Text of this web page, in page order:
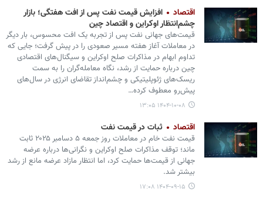
اقتصاد
افزایش قیمت نفت پس از افت هفتگی؛ بازار
چشم‌انتظار اوکراین و اقتصاد چین
قیمت‌های جهانی نفت پس از تجربه یک افت محسوس، بار دیگر
در معاملات آغاز هفته مسیر صعودی را در پیش گرفت؛ جایی که
تداوم ابهام در مذاکرات صلح اوکراین و سیگنال‌های اقتصادی
چین درباره حمایت از رشد، نگاه معامله‌گران را به سمت
ریسک‌های ژئوپلیتیکی و چشم‌انداز تقاضای انرژی در سال‌های
پیش‌رو معطوف کرده…
۱۴۰۴-۱۰-۰۸ ۱۳:۰۵
اقتصاد ثبات در قیمت نفت
قیمت نفت خام در معاملات روز جمعه ۵ دسامبر ۲۰۲۵ ثابت
ماند؛ توقف مذاکرات صلح اوکراین و نگرانی‌ها درباره عرضه
جهانی از قیمت‌ها حمایت کرد، اما انتظار مازاد عرضه مانع از رشد
بیشتر شد.
۱۴۰۴-۰۹-۱۵ ۱۷:۰۸